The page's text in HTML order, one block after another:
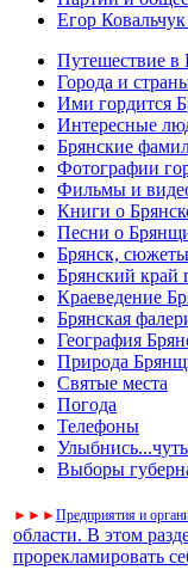
Егор
Путешествие в
Города и
Ими гордится
Интересные
Брянские
Фотографии
Фильмы и
Книги о
Песни о
Брянск,
Брянский край
Краеведение
Брянская
География
Природа
Святые места
Погода
Телефоны
Выборы
► ► ►Предприятия и
области. В этом
прорекламировать